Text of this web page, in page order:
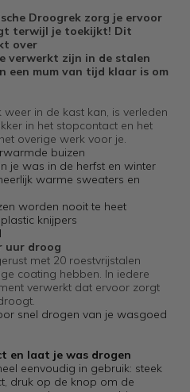
Droogrek zorg je ervoor
terwijl je toekijkt! Dit
over
verwerkt zijn in de stalen
een mum van tijd klaar is om
in de kast kan, is verleden
in het stopcontact en het
overige werk voor je.
buizen
je was in de herfst en winter
warme sweaters en
worden nooit te heet
knijpers
uur droog
met 20 roestvrijstalen
coating hebben. In iedere
verwerkt dat ervoor zorgt
snel drogen van je wasgoed
en laat je was drogen
eenvoudig in gebruik: steek
druk op de knop om de